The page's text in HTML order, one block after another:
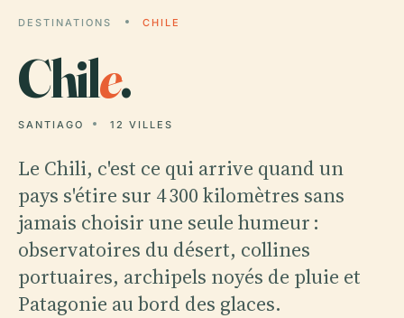
DESTINATIONS CHILE
Chile.
SANTIAGO 12 VILLES
Le Chili, c'est ce qui arrive quand un
pays s'étire sur 4 300 kilomètres sans
jamais choisir une seule humeur :
observatoires du désert, collines
portuaires, archipels noyés de pluie et
Patagonie au bord des glaces.